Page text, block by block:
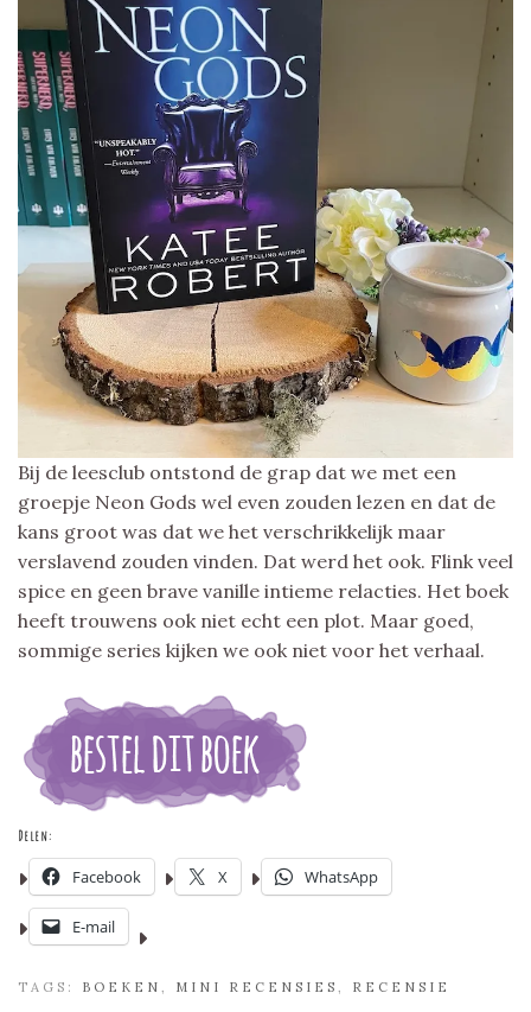
Bij de leesclub ontstond de grap dat we met een
groepje Neon Gods wel even zouden lezen en dat de
kans groot was dat we het verschrikkelijk maar
verslavend zouden vinden. Dat werd het ook. Flink veel
spice en geen brave vanille intieme relacties. Het boek
heeft trouwens ook niet echt een plot. Maar goed,
sommige series kijken we ook niet voor het verhaal.
Delen:
Facebook X WhatsApp
E-mail
TAGS: BOEKEN MINI RECENSIES RECENSIE